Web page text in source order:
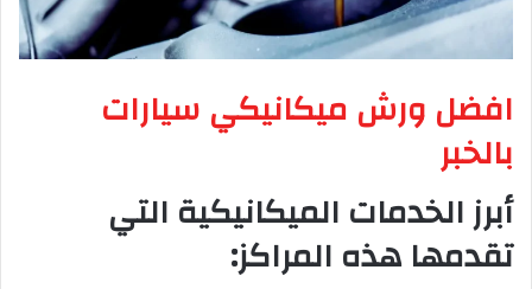
افضل ورش ميكانيكي سيارات
بالخبر
أبرز الخدمات الميكانيكية التي
تقدمها هذه المراكز: